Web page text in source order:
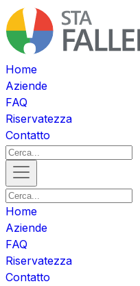
Home
Aziende
FAQ
Riservatezza
Contatto
Home
Aziende
FAQ
Riservatezza
Contatto